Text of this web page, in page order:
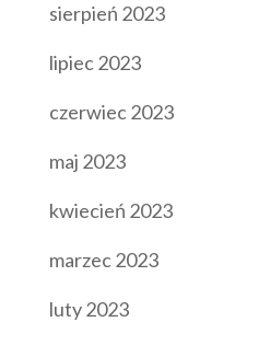
sierpień 2023
lipiec 2023
czerwiec 2023
maj 2023
kwiecień 2023
marzec 2023
luty 2023